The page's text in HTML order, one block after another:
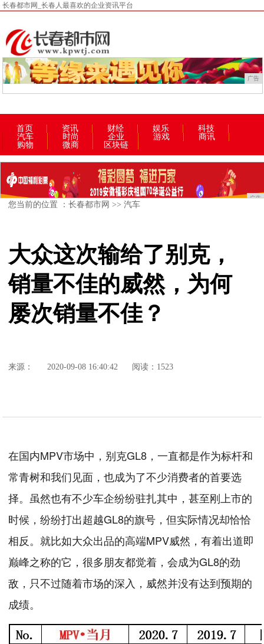
长春都市网_长春人最喜欢的企业资讯平台
广告
首页 资讯 财经 娱乐
科技
汽车
时尚 企业 游戏
商讯
购物
微商 区块链
广告
您当前的位置 ：长春都市网 >>汽车
大众这次输给了别克，
销量不佳的威然，为何
屡次销量不佳？
来源： 2020-09-08 16:40:42 阅读：1523
在国内MPV市场中，别克GL8，一直都是作为标杆和
常青树和我们见面，也成为了不少消费者的首要选
择。虽然也有不少车企纷纷驻扎其中，甚至刚上市的
时候，纷纷打出超越GL8的旗号，但实际情况却恰恰
相反。就比如大众出品的高端MPV威然，有着出道即
巅峰之称的它，很多朋友都觉着，会成为GL8的劲
敌，只不过随着市场的深入，威然并没有达到预期的
成绩。